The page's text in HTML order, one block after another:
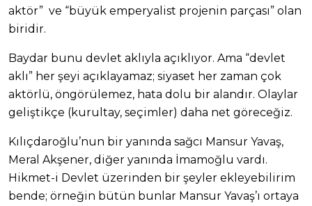
aktör” ve “büyük emperyalist projenin parçası” olan
biridir.
Baydar bunu devlet aklıyla açıklıyor. Ama “devlet
aklı” her şeyi açıklayamaz; siyaset her zaman çok
aktörlü, öngörülemez, hata dolu bir alandır. Olaylar
geliştikçe (kurultay, seçimler) daha net göreceğiz.​​​​​​​​​​​​​​​​​​​​​​​​​​​​​​​​​​​​​​​​​​​​​​​​
Kılıçdaroğlu’nun bir yanında sağcı Mansur Yavaş,
Meral Akşener, diğer yanında İmamoğlu vardı.
Hikmet-i Devlet üzerinden bir şeyler ekleyebilirim
bende; örneğin bütün bunlar Mansur Yavaş’ı ortaya